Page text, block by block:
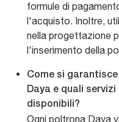
formule di
l'acquisto. Inoltre,
nella progettazione
l'inserimento della
Come si
Daya e quali
disponibili?
Ogni poltrona Daya